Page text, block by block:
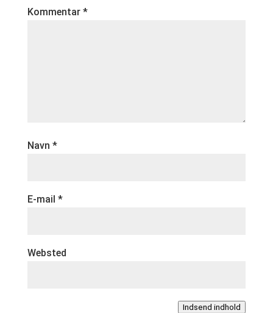
Kommentar *
Navn *
E-mail *
Websted
Indsend indhold